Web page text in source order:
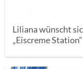
Liliana wünscht
„Eiscreme Station“